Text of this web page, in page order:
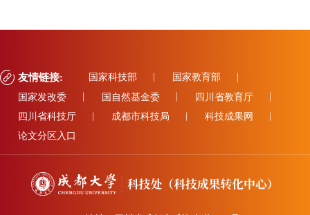
友情链接: 国家科技部
国家教育部
国家发改委
国自然基金委
四川省教育厅
四川省科技厅
成都市科技局
科技成果网
论文分区入口